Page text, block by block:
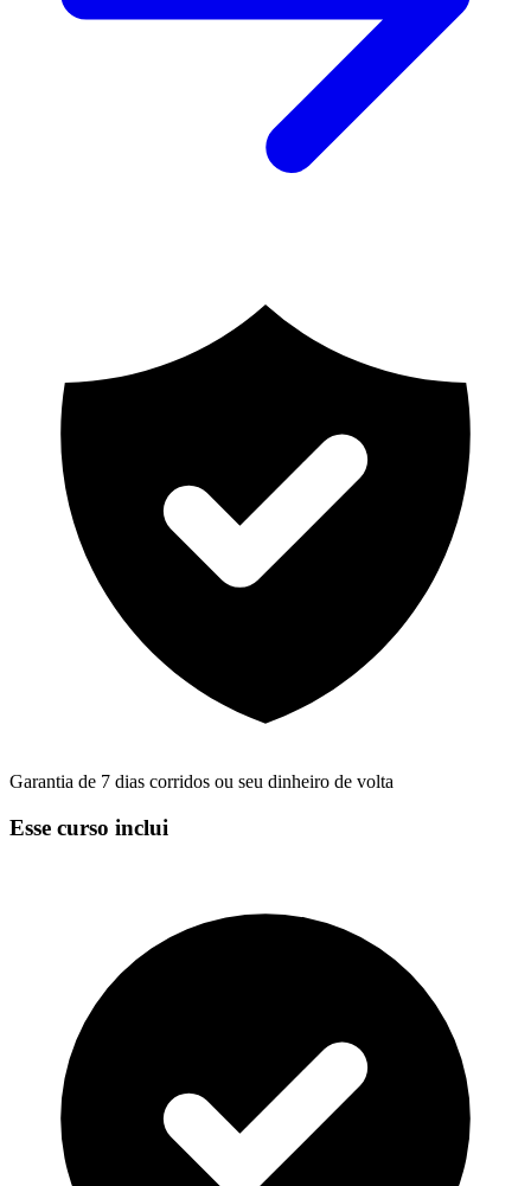
Garantia de 7 dias corridos ou seu dinheiro de volta
Esse curso inclui